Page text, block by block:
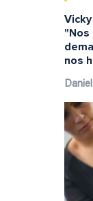
"Nos
nos